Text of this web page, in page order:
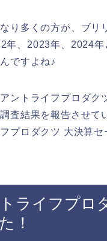
り多くの方が、ブリ
年、2023年、2024
ですよね♪
ントライフプロダ
査結果を報告させて
プロダクツ 大決算
ライフプロ
！